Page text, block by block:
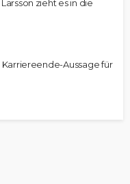
zieht es in die
Aussage für